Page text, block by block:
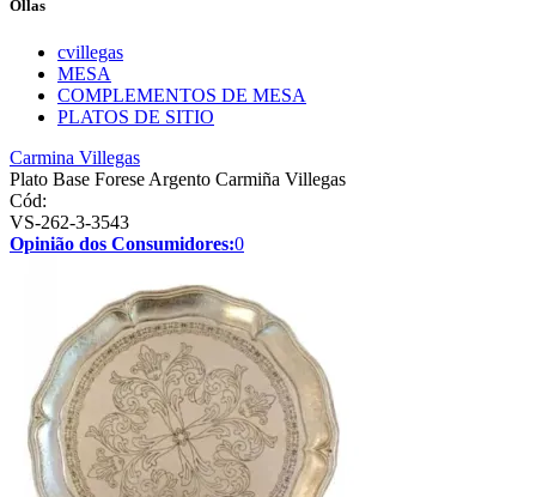
Ollas
cvillegas
MESA
COMPLEMENTOS DE MESA
PLATOS DE SITIO
Carmina Villegas
Plato Base Forese Argento Carmiña Villegas
Cód:
VS-262-3-3543
Opinião dos Consumidores:0